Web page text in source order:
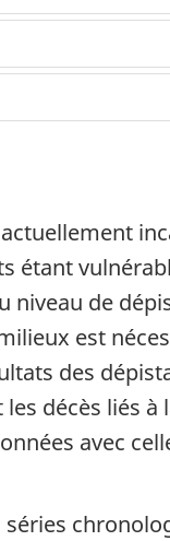
étant
de
est
des
décès liés à
avec